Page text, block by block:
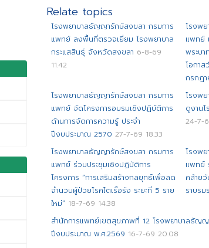
Relate topics
โรงพยาบาลธัญญารักษ์สงขลา กรมการ
แพทย์ ลงพื้นที่ตรวจเยี่ยม โรงพยาบาล
กระแสสินธุ์ จังหวัดสงขลา 6-8-69
11.42
โรงพ
แพทย์
พระบา
โอกา
กรกฎ
โรงพยาบาลธัญญารักษ์สงขลา กรมการ
แพทย์ จัดโครงการอบรมเชิงปฏิบัติการ
ด้านการจัดการความรู้ ประจำ
ปีงบประมาณ 2570 27-7-69 18.33
โรงพ
ดูงาน
24-7-
โรงพยาบาลธัญญารักษ์สงขลา กรมการ
แพทย์ ร่วมประชุมเชิงปฏิบัติการ
โครงการ “การเสริมสร้างกลยุทธ์เพื่อลด
จำนวนผู้ป่วยโรคไตเรื้อรัง ระยะที่ 5 ราย
ใหม่” 18-7-69 14.38
โรงพ
แพทย์
คล้าย
ราบรม
สำนักการแพทย์เขตสุขภาพที่ 12 โรงพยาบาลธัญญ
ปีงบประมาณ พ.ศ.2569 16-7-69 20.08